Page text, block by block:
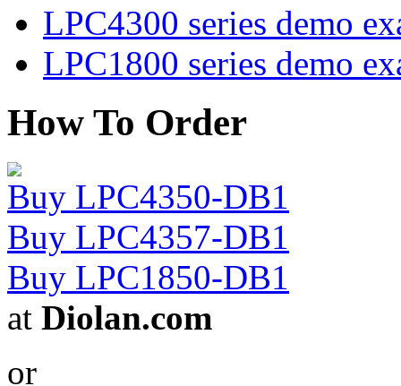
LPC4300 series demo
LPC1800 series demo
How To Order
Buy LPC4350-DB1
Buy LPC4357-DB1
Buy LPC1850-DB1
at Diolan.com
or